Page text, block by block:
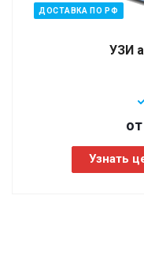
ДОСТАВКА ПО РФ
УЗИ
Узнать